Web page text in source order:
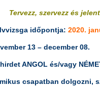
Tervezz, szervezz és
időpontja: 2020.
13 – december 08.
ANGOL és/vagy
csapatban dolgozni,